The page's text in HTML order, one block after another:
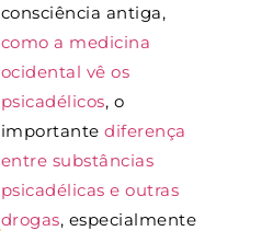
consciência antiga,
como a medicina
ocidental vê os
psicadélicos, o
importantediferença
entre substâncias
psicadélicas e outras
drogas, especialmente